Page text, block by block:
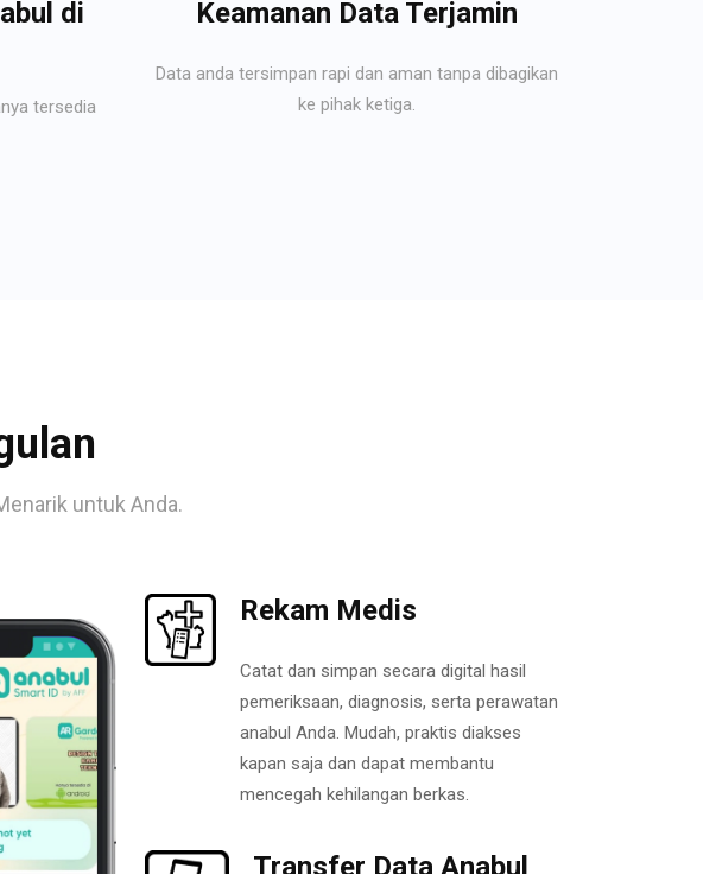
di
tersedia
Keamanan Data Terjamin
Data anda tersimpan rapi dan aman tanpa dibagikan
ke pihak ketiga.
untuk Anda.
Rekam Medis
Catat dan simpan secara digital hasil
pemeriksaan, diagnosis, serta perawatan
anabul Anda. Mudah, praktis diakses
kapan saja dan dapat membantu
mencegah kehilangan berkas.
Transfer Data Anabul